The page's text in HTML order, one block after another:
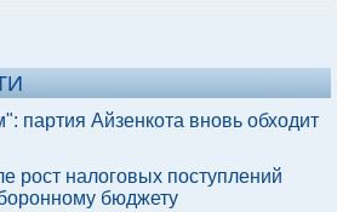
партия Айзенкота вновь обходит
рост налоговых поступлений
бюджету